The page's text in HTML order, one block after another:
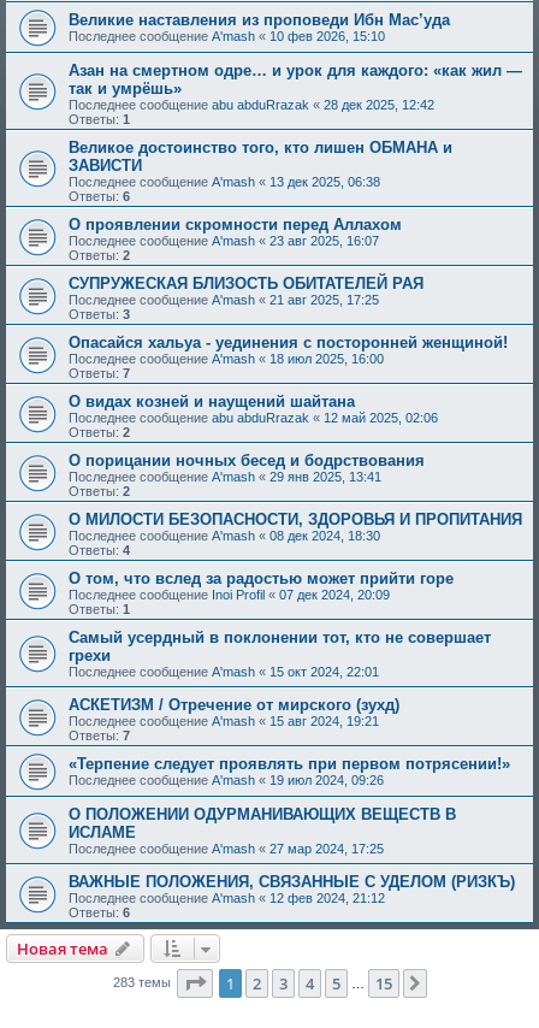
Великие наставления из проповеди Ибн Мас’уда
Последнее сообщение A'mash « 10 фев 2026, 15:10
Азан на смертном одре… и урок для каждого: «как жил —
так и умрёшь»
Последнее сообщение abu abduRrazak « 28 дек 2025, 12:42
Ответы: 1
Великое достоинство того, кто лишен ОБМАНА и
ЗАВИСТИ
Последнее сообщение A'mash « 13 дек 2025, 06:38
Ответы: 6
О проявлении скромности перед Аллахом
Последнее сообщение A'mash « 23 авг 2025, 16:07
Ответы: 2
СУПРУЖЕСКАЯ БЛИЗОСТЬ ОБИТАТЕЛЕЙ РАЯ
Последнее сообщение A'mash « 21 авг 2025, 17:25
Ответы: 3
Опасайся хальуа - уединения с посторонней женщиной!
Последнее сообщение A'mash « 18 июл 2025, 16:00
Ответы: 7
О видах козней и наущений шайтана
Последнее сообщение abu abduRrazak « 12 май 2025, 02:06
Ответы: 2
О порицании ночных бесед и бодрствования
Последнее сообщение A'mash « 29 янв 2025, 13:41
Ответы: 2
О МИЛОСТИ БЕЗОПАСНОСТИ, ЗДОРОВЬЯ И ПРОПИТАНИЯ
Последнее сообщение A'mash « 08 дек 2024, 18:30
Ответы: 4
О том, что вслед за радостью может прийти горе
Последнее сообщение Inoi Profil « 07 дек 2024, 20:09
Ответы: 1
Самый усердный в поклонении тот, кто не совершает
грехи
Последнее сообщение A'mash « 15 окт 2024, 22:01
АСКЕТИЗМ / Отречение от мирского (зухд)
Последнее сообщение A'mash « 15 авг 2024, 19:21
Ответы: 7
«Терпение следует проявлять при первом потрясении!»
Последнее сообщение A'mash « 19 июл 2024, 09:26
О ПОЛОЖЕНИИ ОДУРМАНИВАЮЩИХ ВЕЩЕСТВ В
ИСЛАМЕ
Последнее сообщение A'mash « 27 мар 2024, 17:25
ВАЖНЫЕ ПОЛОЖЕНИЯ, СВЯЗАННЫЕ С УДЕЛОМ (РИЗКЪ)
Последнее сообщение A'mash « 12 фев 2024, 21:12
Ответы: 6
Новая тема
283 темы Страница из 15
1 2 3 4 5 15